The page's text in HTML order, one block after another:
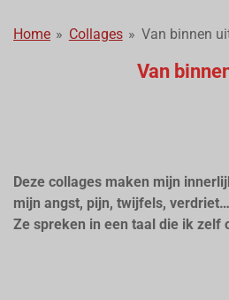
Home » Collages » Van binnen
Van
Deze collages maken mijn
mijn angst, pijn, twijfels, verdriet…
​Ze spreken in een taal die ik zelf